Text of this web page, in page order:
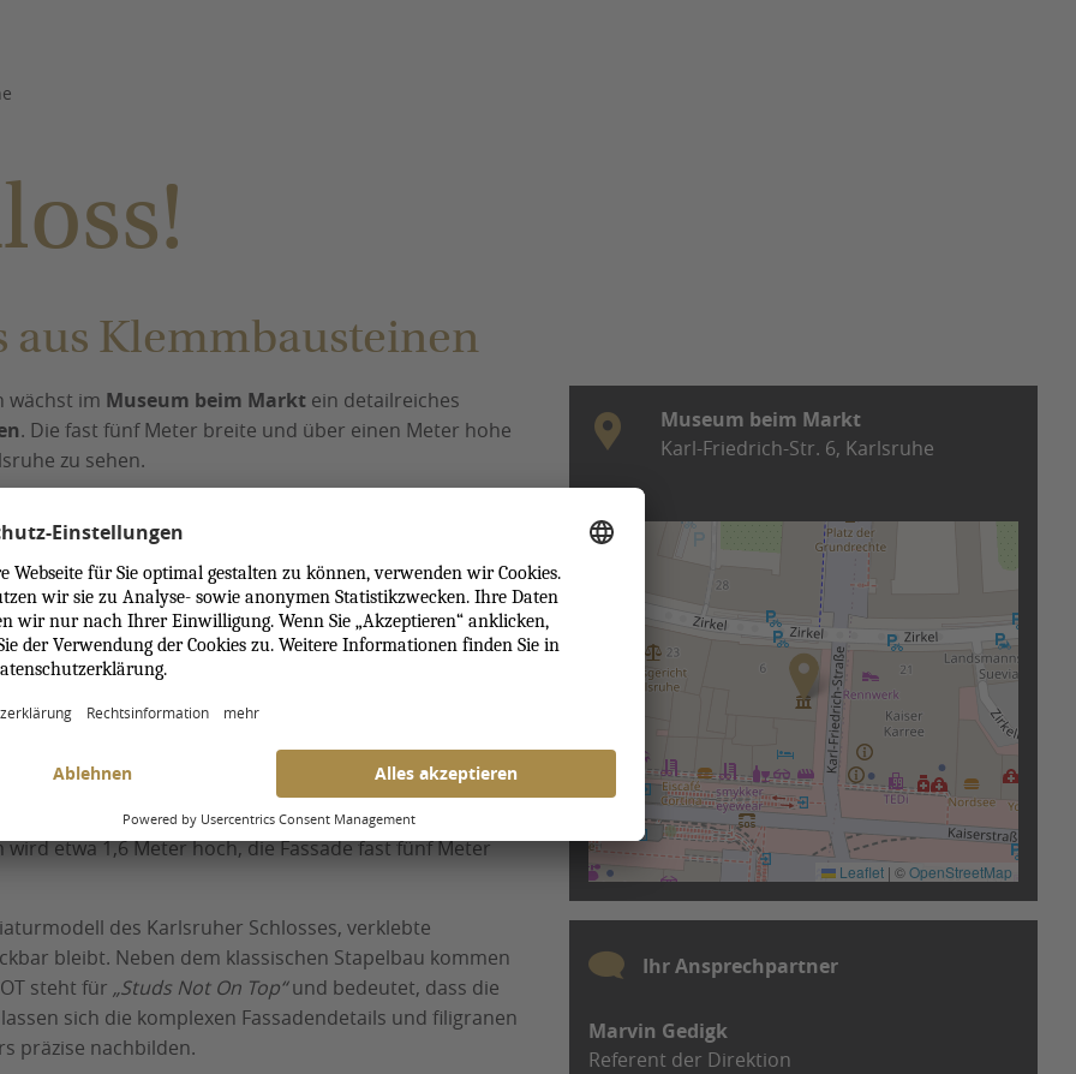
aus Klemmbausteinen
wächst im Museum beim Markt ein detailreiches
. Die fast fünf Meter breite und über einen Meter hohe
zu sehen.
Karlsruher
und zahlreichen„AFOLs“
bleibt offen, sodass auch das Innere des
des Badischen
das Modell außerdem den
Während das originale Schloss Karlsruhe
ein zugängliches architektonisches Abbild.
hoch komplex. Das bedeutet maximale Präzision. Vier
Trakt mit Turm, bilden eine transportfähige
wird etwa 1,6 Meter hoch, die Fassade fast fünf Meter
des Karlsruher Schlosses, verklebte
bleibt. Neben dem klassischen Stapelbau kommen
steht für „Studs Not On Top“und bedeutet, dass die
sich die komplexen Fassadendetails und filigranen
präzise nachbilden.
Museum beim Markt
Karl-Friedrich-Str. 6, Karlsruhe
Leaflet | ©OpenStreetMap
Ihr Ansprechpartner
Marvin Gedigk
Referent der Direktion